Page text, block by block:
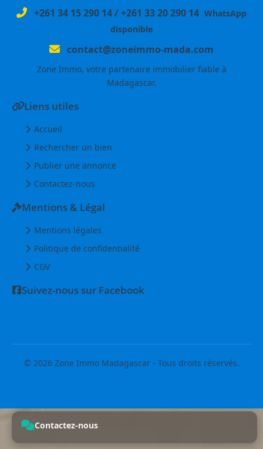
+261 34 15 290 14/+261 33 20 290 14 WhatsApp
disponible
contact@zoneimmo-mada.com
Zone Immo, votre partenaire immobilier fiable à
Madagascar.
Liens utiles
Accueil
Rechercher un bien
Publier une annonce
Contactez-nous
Mentions & Légal
Mentions légales
Politique de confidentialité
CGV
Suivez-nous sur Facebook
© 2026 Zone Immo Madagascar - Tous droits réservés.
Contactez-nous